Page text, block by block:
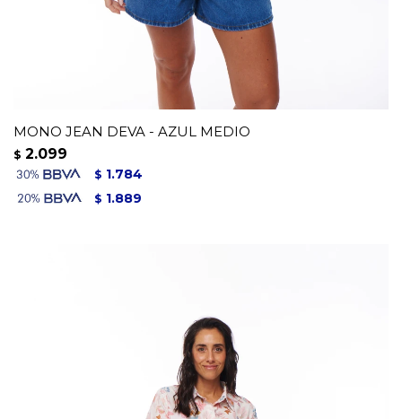
MONO JEAN DEVA - AZUL MEDIO
$ 2.099
$ 1.784
$ 1.889